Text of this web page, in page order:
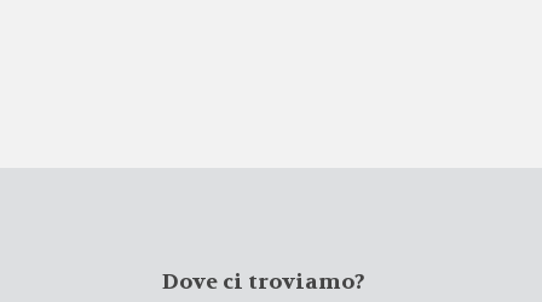
Dove ci troviamo?